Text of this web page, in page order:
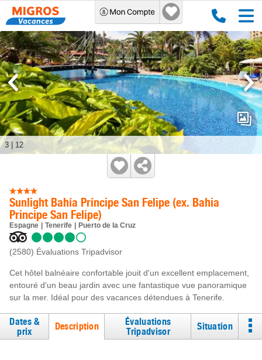
Sunlight Bahía Príncipe San Felipe (ex. Bahia
Principe San Felipe)
Espagne Tenerife Puerto de la Cruz
(2580) Évaluations Tripadvisor
Cet hôtel balnéaire confortable jouit d'un excellent emplacement,
entouré d'un beau jardin avec une fantastique vue panoramique
sur la mer. Idéal pour des vacances détendues à Tenerife.
3 12
Dates &
prix
Description
Évaluations
Tripadvisor
Situation